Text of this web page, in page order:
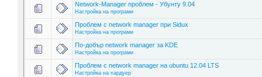
Network-Manager проблем - Убунту 9.04
Настройка на програми
Проблем с network manager при Sidux
Настройка на програми
По-добър network manager за KDE
Настройка на програми
Проблем с network manager на ubuntu 12.04 LTS
Настройка на хардуер